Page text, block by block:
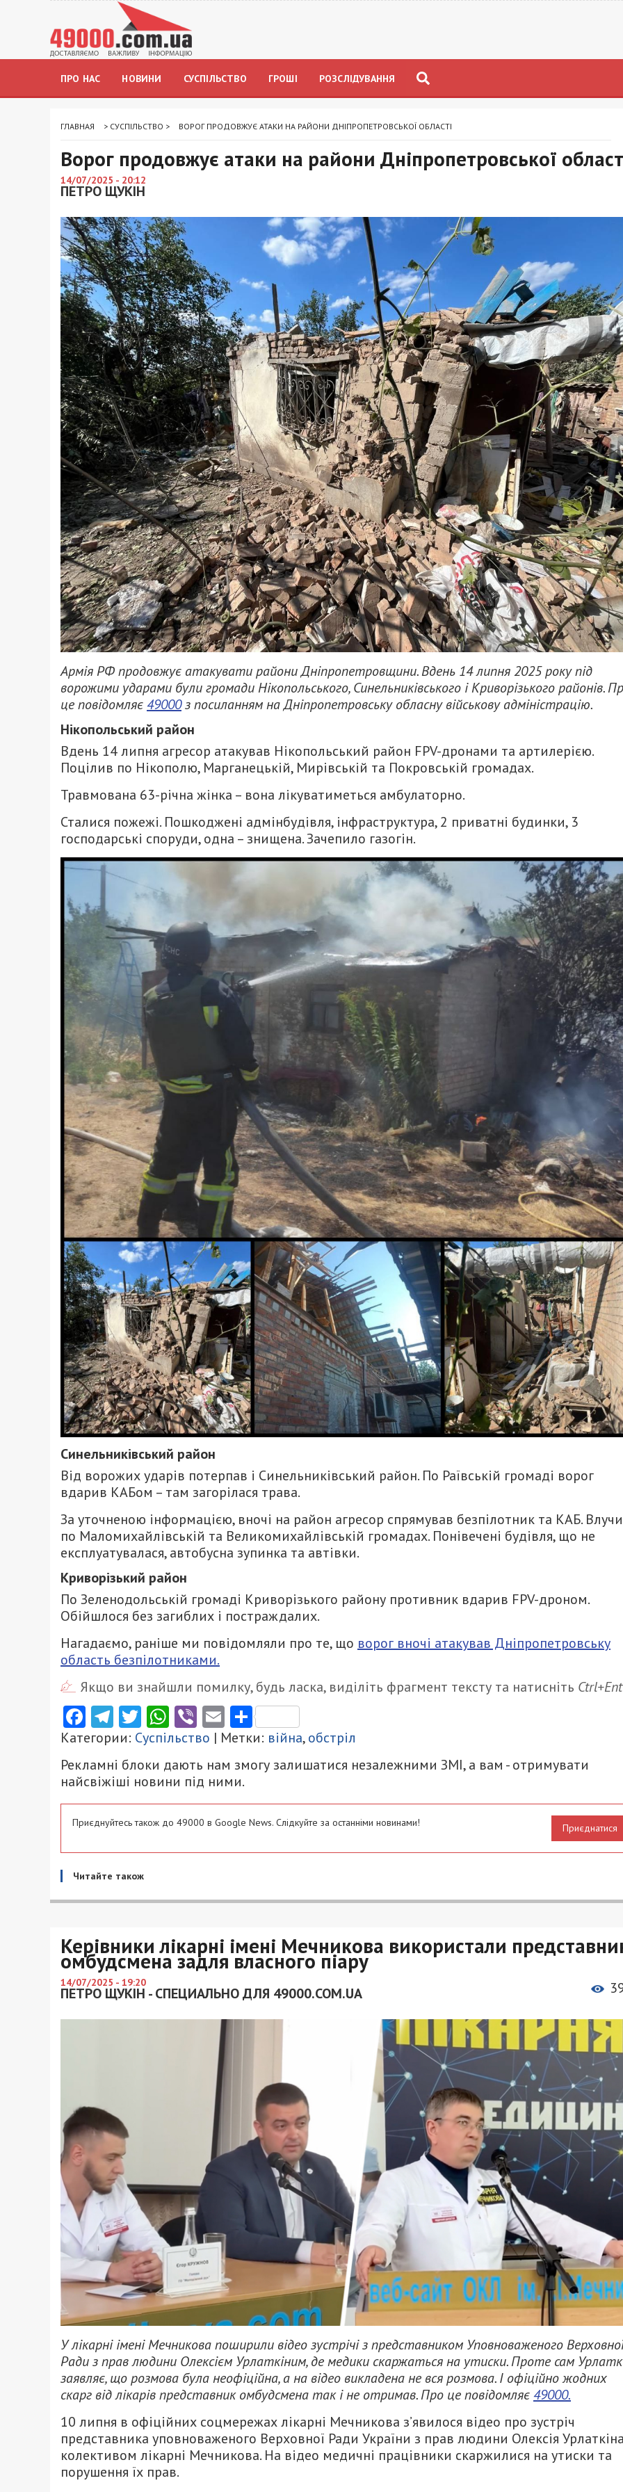
ПРО НАС НОВИНИ СУСПІЛЬСТВО ГРОШІ РОЗСЛІДУВАННЯ
ГЛАВНАЯ > СУСПІЛЬСТВО > ВОРОГ ПРОДОВЖУЄ АТАКИ НА РАЙОНИ ДНІПРОПЕТРОВСЬКОЇ ОБЛАСТІ
Ворог продовжує атаки на райони Дніпропетровської
14/07/2025 - 20:12
ПЕТРО ЩУКІН
Армія РФ продовжує атакувати райони Дніпропетровщини. Вдень 14 липня 2025 року під
ворожими ударами були громади Нікопольського, Синельниківського і Криворізького районів.
це повідомляє49000з посиланням на Дніпропетровську обласну військову адміністрацію.
Нікопольський район
Вдень 14 липня агресор атакував Нікопольський район FPV-дронами та артилерією.
Поцілив по Нікополю, Марганецькій, Мирівській та Покровській громадах.
Травмована 63-річна жінка – вона лікуватиметься амбулаторно.
Сталися пожежі. Пошкоджені адмінбудівля, інфраструктура, 2 приватні будинки, 3
господарські споруди, одна – знищена. Зачепило газогін.
Синельниківський район
Від ворожих ударів потерпав і Синельниківський район. По Раївській громаді ворог
вдарив КАБом – там загорілася трава.
За уточненою інформацією, вночі на район агресор спрямував безпілотник та КАБ.
по Маломихайлівській та Великомихайлівській громадах. Понівечені будівля, що не
експлуатувалася, автобусна зупинка та автівки.
Криворізький район
По Зеленодольській громаді Криворізького району противник вдарив FPV-дроном.
Обійшлося без загиблих і постраждалих.
Нагадаємо, раніше ми повідомляли про те, що ворог вночі атакував Дніпропетровську
область безпілотниками.
Якщо ви знайшли помилку, будь ласка, виділіть фрагмент тексту та натисніть
Facebook
Telegram
Twitter
WhatsApp
ViberEmailПоділитися
Категории: Суспільство | Метки: війна,обстріл
Рекламні блоки дають нам змогу залишатися незалежними ЗМІ, а вам - отримувати
найсвіжіші новини під ними.
Приєднуйтесь також до 49000 в Google News. Слідкуйте за останніми новинами! Приєднатися
Читайте також
Керівники лікарні імені Мечникова використали
омбудсмена задля власного піару
14/07/2025 - 19:20
ПЕТРО ЩУКІН - СПЕЦИАЛЬНО ДЛЯ 49000.COM.UA
У лікарні імені Мечникова поширили відео зустрічі з представником Уповноваженого
Ради з прав людини Олексієм Урлаткіним, де медики скаржаться на утиски. Проте сам
заявляє, що розмова була неофіційна, а на відео викладена не вся розмова. І офіційно жодних
скарг від лікарів представник омбудсмена так і не отримав. Про це повідомляє49000.
10 липня в офіційних соцмережах лікарні Мечникова з’явилося відео про зустріч
представника уповноваженого Верховної Ради України з прав людини Олексія
колективом лікарні Мечникова. На відео медичні працівники скаржилися на утиски та
порушення їх прав.